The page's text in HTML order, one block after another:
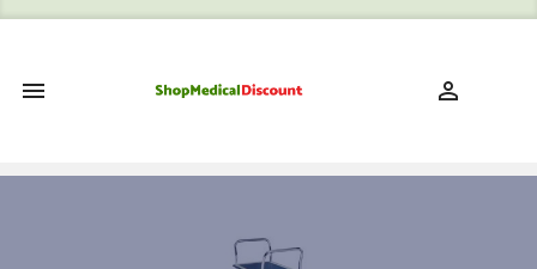
 